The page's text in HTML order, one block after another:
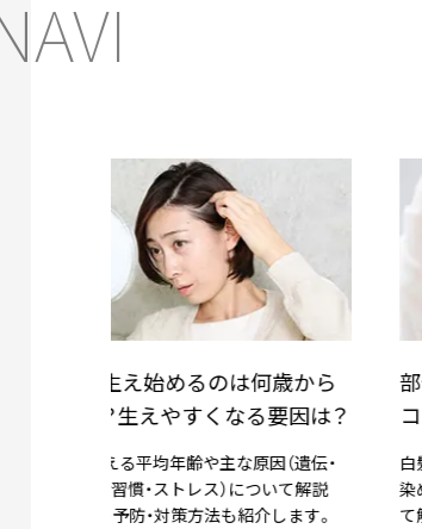
ら
？
伝・
部分的な白髪染めを上手にする
コツは？適切な頻度やアイテム
の選び方
白髪の気になる根元を狙って染める「部分
染め（リタッチ）」のメリットや頻度につい
て解説し、アイテムの選び方や手順、注意